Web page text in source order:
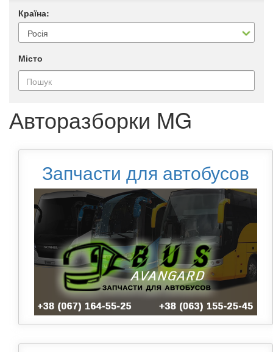
Країна:
Місто
Авторазборки MG
Запчасти для автобусов